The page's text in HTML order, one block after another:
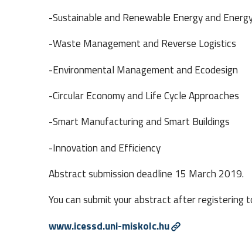
-Sustainable and Renewable Energy and
-Waste Management and Reverse Logistics
-Environmental Management and Ecodesign
-Circular Economy and Life Cycle Approaches
-Smart Manufacturing and Smart Buildings
-Innovation and Efficiency
Abstract submission deadline 15 March 2019.
You can submit your abstract after
www.icessd.uni-miskolc.hu